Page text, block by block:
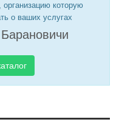
которую
о ваших услугах